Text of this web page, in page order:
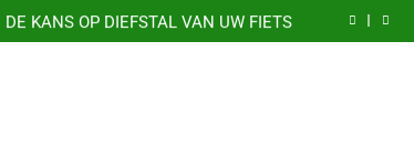
DE KANS OP DIEFSTAL VAN UW FIETS
CADEAUBONNEN